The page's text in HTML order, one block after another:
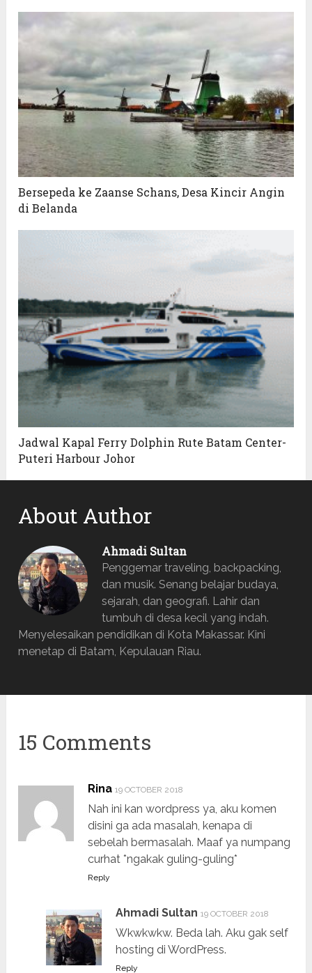
Bersepeda ke Zaanse Schans, Desa Kincir Angin
di Belanda
Jadwal Kapal Ferry Dolphin Rute Batam Center-
Puteri Harbour Johor
About Author
Ahmadi Sultan
Penggemar traveling, backpacking,
dan musik. Senang belajar budaya,
sejarah, dan geografi. Lahir dan
tumbuh di desa kecil yang indah.
Menyelesaikan pendidikan di Kota Makassar. Kini
menetap di Batam, Kepulauan Riau.
15 Comments
Rina 19 OCTOBER 2018
Nah ini kan wordpress ya, aku komen
disini ga ada masalah, kenapa di
sebelah bermasalah. Maaf ya numpang
curhat *ngakak guling-guling*
Reply
Ahmadi Sultan 19 OCTOBER 2018
Wkwkwkw. Beda lah. Aku gak self
hosting di WordPress.
Reply